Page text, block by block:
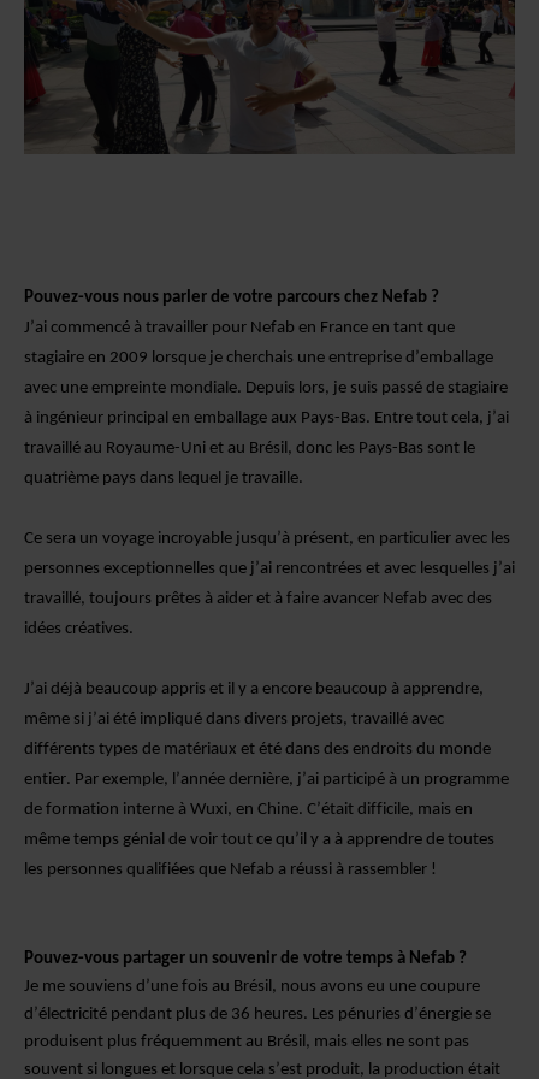
Pouvez-vous nous parler de votre parcours chez Nefab ?
J’ai commencé à travailler pour Nefab en France en tant que
stagiaire en 2009 lorsque je cherchais une entreprise d’emballage
avec une empreinte mondiale. Depuis lors, je suis passé de stagiaire
à ingénieur principal en emballage aux Pays-Bas. Entre tout cela, j’ai
travaillé au Royaume-Uni et au Brésil, donc les Pays-Bas sont le
quatrième pays dans lequel je travaille.
Ce sera un voyage incroyable jusqu’à présent, en particulier avec les
personnes exceptionnelles que j’ai rencontrées et avec lesquelles j’ai
travaillé, toujours prêtes à aider et à faire avancer Nefab avec des
idées créatives.
J’ai déjà beaucoup appris et il y a encore beaucoup à apprendre,
même si j’ai été impliqué dans divers projets, travaillé avec
différents types de matériaux et été dans des endroits du monde
entier. Par exemple, l’année dernière, j’ai participé à un programme
de formation interne à Wuxi, en Chine. C’était difficile, mais en
même temps génial de voir tout ce qu’il y a à apprendre de toutes
les personnes qualifiées que Nefab a réussi à rassembler !
Pouvez-vous partager un souvenir de votre temps à Nefab ?
Je me souviens d’une fois au Brésil, nous avons eu une coupure
d’électricité pendant plus de 36 heures. Les pénuries d’énergie se
produisent plus fréquemment au Brésil, mais elles ne sont pas
souvent si longues et lorsque cela s’est produit, la production était